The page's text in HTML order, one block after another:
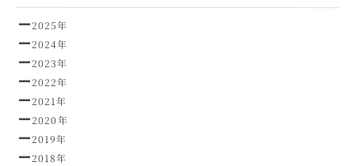
2025年
2024年
2023年
2022年
2021年
2020年
2019年
2018年